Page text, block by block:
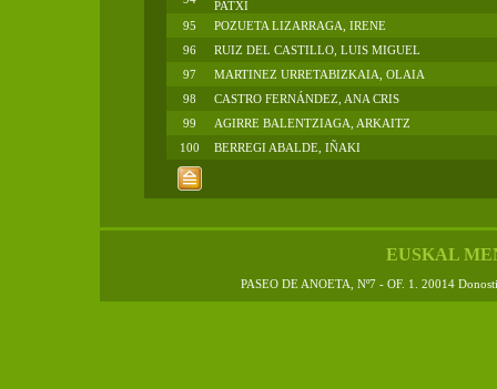
PATXI
95
POZUETA LIZARRAGA, IRENE
96
RUIZ DEL CASTILLO, LUIS MIGUEL
97
MARTINEZ URRETABIZKAIA, OLAIA
98
CASTRO FERNÁNDEZ, ANA CRIS
99
AGIRRE BALENTZIAGA, ARKAITZ
100
BERREGI ABALDE, IÑAKI
EUSKAL
PASEO DE ANOETA, Nº7 - OF. 1. 20014